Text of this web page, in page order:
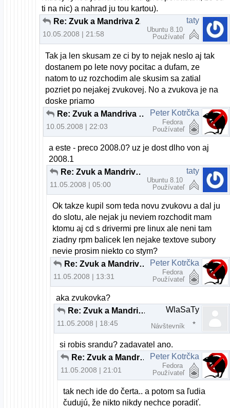
ti na nic) a nahrad ju tou kartou).
Re: Zvuk a Mandriva 2008.0 pomoc
10.05.2008 | 21:58
taty
Ubuntu 8.10
Používateľ
Tak ja len skusam ze ci by to nejak neslo aj tak
dostanem po lete novy pocitac a dufam, ze
natom to uz rozchodim ale skusim sa zatial
pozriet po nejakej zvukovej. No a zvukova je na
doske priamo
Re: Zvuk a Mandriva 2008.0 pomoc
10.05.2008 | 22:03
Peter Kotrčka
Fedora
Používateľ
a este - preco 2008.0? uz je dost dlho von aj
2008.1
Re: Zvuk a Mandriva 2008.0 pomoc
11.05.2008 | 05:00
taty
Ubuntu 8.10
Používateľ
Ok takze kupil som teda novu zvukovu a dal ju
do slotu, ale nejak ju neviem rozchodit mam
ktomu aj cd s drivermi pre linux ale neni tam
ziadny rpm balicek len nejake textove subory
nevie prosim niekto co stym?
Re: Zvuk a Mandriva 2008.0 pomoc
11.05.2008 | 13:31
Peter Kotrčka
Fedora
Používateľ
aka zvukovka?
Re: Zvuk a Mandriva 2008.0 pomoc
11.05.2008 | 18:45
WlaSaTy
Návštevník
si robis srandu? zadavatel ano.
Re: Zvuk a Mandriva 2008.0 pomoc
11.05.2008 | 21:01
Peter Kotrčka
Fedora
Používateľ
tak nech ide do čerta.. a potom sa ľudia
čudujú, že nikto nikdy nechce poradiť.